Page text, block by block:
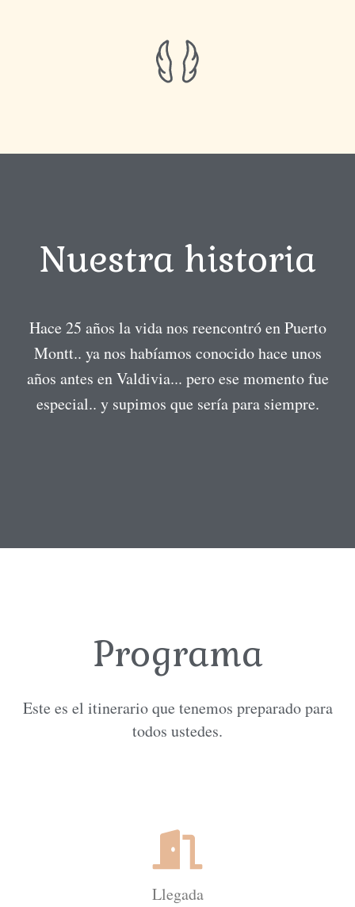
Nuestra historia
Hace 25 años la vida nos reencontró en Puerto
Montt.. ya nos habíamos conocido hace unos
años antes en Valdivia... pero ese momento fue
especial.. y supimos que sería para siempre.
Programa
Este es el itinerario que tenemos preparado para
todos ustedes.
Llegada